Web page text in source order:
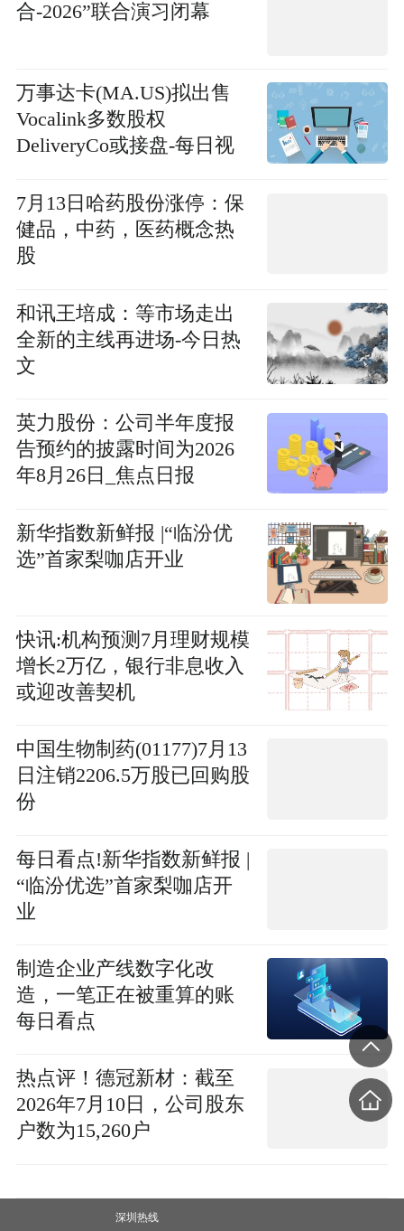
合-2026”联合演习闭幕
万事达卡(MA.US)拟出售
Vocalink多数股权
DeliveryCo或接盘-每日视
7月13日哈药股份涨停：保
健品，中药，医药概念热
股
和讯王培成：等市场走出
全新的主线再进场-今日热
文
英力股份：公司半年度报
告预约的披露时间为2026
年8月26日_焦点日报
新华指数新鲜报 |“临汾优
选”首家梨咖店开业
快讯:机构预测7月理财规模
增长2万亿，银行非息收入
或迎改善契机
中国生物制药(01177)7月13
日注销2206.5万股已回购股
份
每日看点!新华指数新鲜报 |
“临汾优选”首家梨咖店开
业
制造企业产线数字化改
造，一笔正在被重算的账
每日看点
热点评！德冠新材：截至
2026年7月10日，公司股东
户数为15,260户
深圳热线